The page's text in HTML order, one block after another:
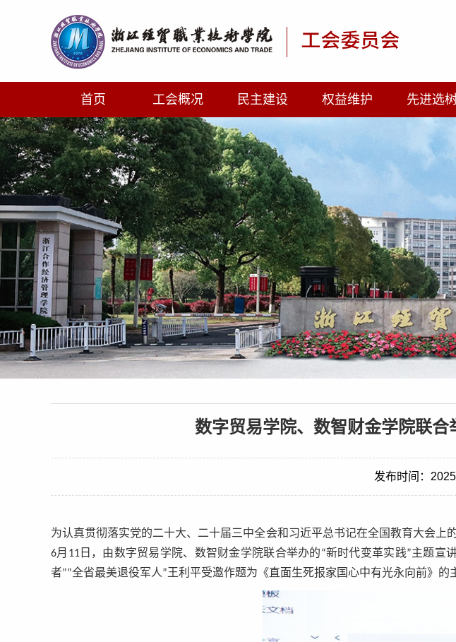
首页 工会概况 民主建设 权益维护 先进选
数字贸易学院、数智财金学院联
发布时间：
为认真贯彻落实党的二十大、二十届三中全会和习近平总书记在全国教育大会上
6月11日，由数字贸易学院、数智财金学院联合举办的“新时代变革实践”主题
者”“全省最美退役军人”王利平受邀作题为《直面生死报家国心中有光永向前》